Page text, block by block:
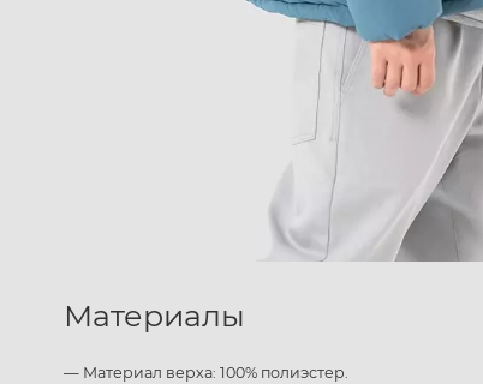
Материалы
— Материал верха: 100% полиэстер.